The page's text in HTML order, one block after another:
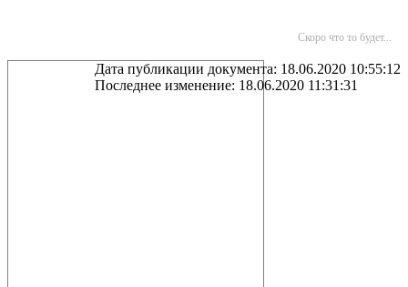
Скоро что то будет...
Дата публикации документа: 18.06.2020 10:55:12
Последнее изменение: 18.06.2020 11:31:31